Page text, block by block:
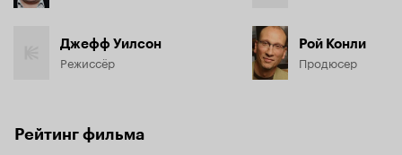
Джефф Уилсон
Режиссёр
Рой Конли
Продюсер
Рейтинг фильма